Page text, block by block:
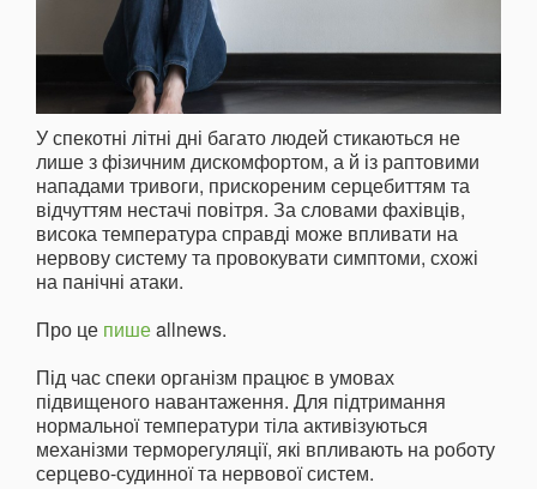
У спекотні літні дні багато людей стикаються не
лише з фізичним дискомфортом, а й із раптовими
нападами тривоги, прискореним серцебиттям та
відчуттям нестачі повітря. За словами фахівців,
висока температура справді може впливати на
нервову систему та провокувати симптоми, схожі
на панічні атаки.
Про це пишеallnews.
Під час спеки організм працює в умовах
підвищеного навантаження. Для підтримання
нормальної температури тіла активізуються
механізми терморегуляції, які впливають на роботу
серцево-судинної та нервової систем.